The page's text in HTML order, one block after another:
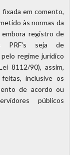
em comento,
às normas da
embora registro de
PRF's seja de
regime jurídico
8112/90), assim,
inclusive os
de acordo ou
públicos